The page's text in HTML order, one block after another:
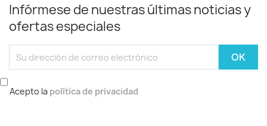
Infórmese de nuestras últimas noticias y
ofertas especiales
Acepto la política de privacidad